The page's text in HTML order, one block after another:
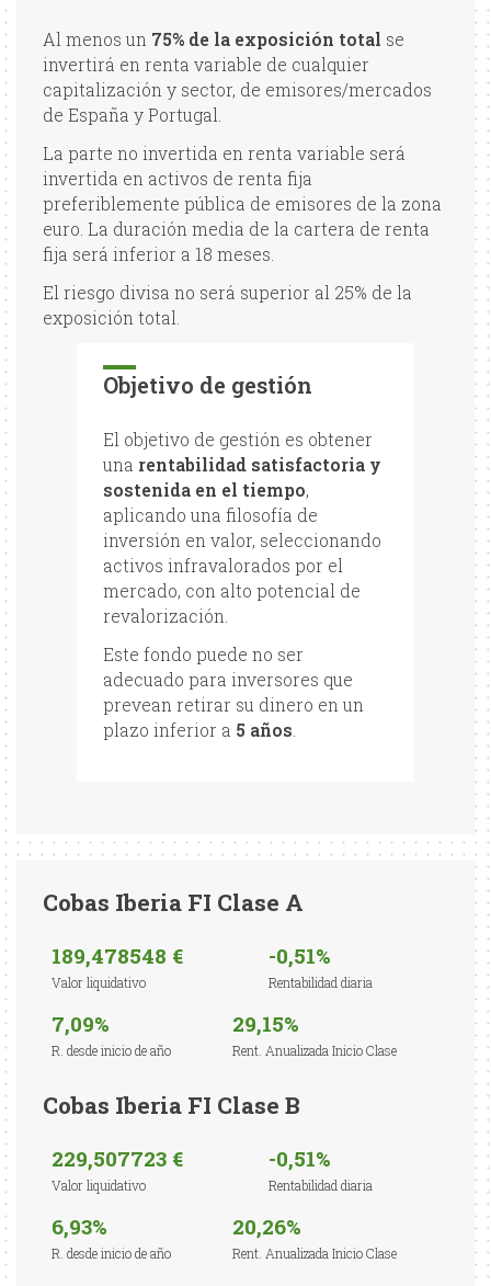
Al menos un 75% de la exposición total se
invertirá en renta variable de cualquier
capitalización y sector, de emisores/mercados
de España y Portugal.
La parte no invertida en renta variable será
invertida en activos de renta fija
preferiblemente pública de emisores de la zona
euro. La duración media de la cartera de renta
fija será inferior a 18 meses.
El riesgo divisa no será superior al 25% de la
exposición total.
Objetivo de gestión
El objetivo de gestión es obtener
una rentabilidad satisfactoria y
sostenida en el tiempo,
aplicando una filosofía de
inversión en valor, seleccionando
activos infravalorados por el
mercado, con alto potencial de
revalorización.
Este fondo puede no ser
adecuado para inversores que
prevean retirar su dinero en un
plazo inferior a 5 años
Cobas Iberia FI Clase A
189,478548 €
Valor liquidativo
-0,51%
Rentabilidad diaria
7,09%
R. desde inicio de año
29,15%
Rent. Anualizada Inicio Clase
Cobas Iberia FI Clase B
229,507723 €
Valor liquidativo
-0,51%
Rentabilidad diaria
6,93%
R. desde inicio de año
20,26%
Rent. Anualizada Inicio Clase